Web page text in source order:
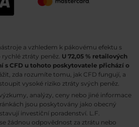
a vzhledem k pákovému efektu s
ztráty peněz. U 72,05 % retailových
s CFD u tohoto poskytovatele přichází o
zda rozumíte tomu, jak CFD fungují, a
vysoké riziko ztráty svých peněz.
analýzy, ceny nebo jiné informace
jsou poskytovány jako obecný
investiční poradenství. L.F.
žádnou odpovědnost za ztrátu nebo